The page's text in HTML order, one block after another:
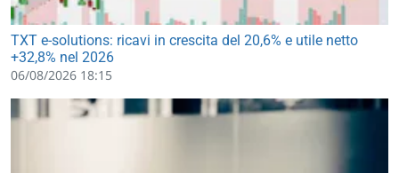
TXT e-solutions: ricavi in crescita del 20,6% e utile netto
+32,8% nel 2026
06/08/2026 18:15